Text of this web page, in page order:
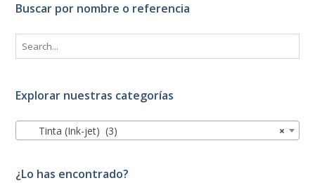
Buscar por nombre o referencia
Explorar nuestras categorías
×
Tinta (Ink-jet) (3)
¿Lo has encontrado?